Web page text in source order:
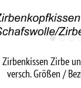
Zirbenkissen Zirbe
versch. Größen /